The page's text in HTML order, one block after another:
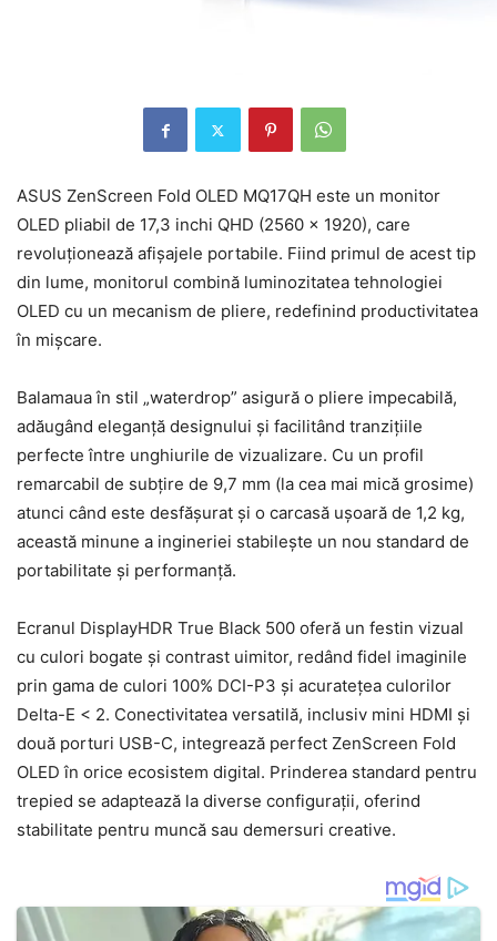
ASUS ZenScreen Fold OLED MQ17QH este un monitor
OLED pliabil de 17,3 inchi QHD (2560 x 1920), care
revoluționează afișajele portabile. Fiind primul de acest tip
din lume, monitorul combină luminozitatea tehnologiei
OLED cu un mecanism de pliere, redefinind productivitatea
în mișcare.
Balamaua în stil „waterdrop” asigură o pliere impecabilă,
adăugând eleganță designului și facilitând tranzițiile
perfecte între unghiurile de vizualizare. Cu un profil
remarcabil de subțire de 9,7 mm (la cea mai mică grosime)
atunci când este desfășurat și o carcasă ușoară de 1,2 kg,
această minune a ingineriei stabilește un nou standard de
portabilitate și performanță.
Ecranul DisplayHDR True Black 500 oferă un festin vizual
cu culori bogate și contrast uimitor, redând fidel imaginile
prin gama de culori 100% DCI-P3 și acuratețea culorilor
Delta-E < 2. Conectivitatea versatilă, inclusiv mini HDMI și
două porturi USB-C, integrează perfect ZenScreen Fold
OLED în orice ecosistem digital. Prinderea standard pentru
trepied se adaptează la diverse configurații, oferind
stabilitate pentru muncă sau demersuri creative.